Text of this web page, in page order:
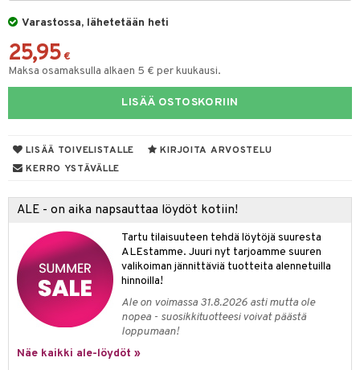
Varastossa, lähetetään heti
25,95 €
Maksa osamaksulla alkaen 5 € per kuukausi.
LISÄÄ OSTOSKORIIN
LISÄÄ TOIVELISTALLE
KIRJOITA ARVOSTELU
KERRO YSTÄVÄLLE
ALE - on aika napsauttaa löydöt kotiin!
Tartu tilaisuuteen tehdä löytöjä suuresta
ALEstamme. Juuri nyt tarjoamme suuren
valikoiman jännittäviä tuotteita alennetuilla
hinnoilla!
Ale on voimassa 31.8.2026 asti mutta ole
nopea - suosikkituotteesi voivat päästä
loppumaan!
Näe kaikki ale-löydöt »
tuotteet
& Geeli
hoito
iho
iho
iho
Päivävoide
hoito
tarvikkeet
/ Kajaali
&
Lapset
Set
tuotteet
hoito
poisto
tuotteet
shave balm
shave lotion
de cologne
de toilette